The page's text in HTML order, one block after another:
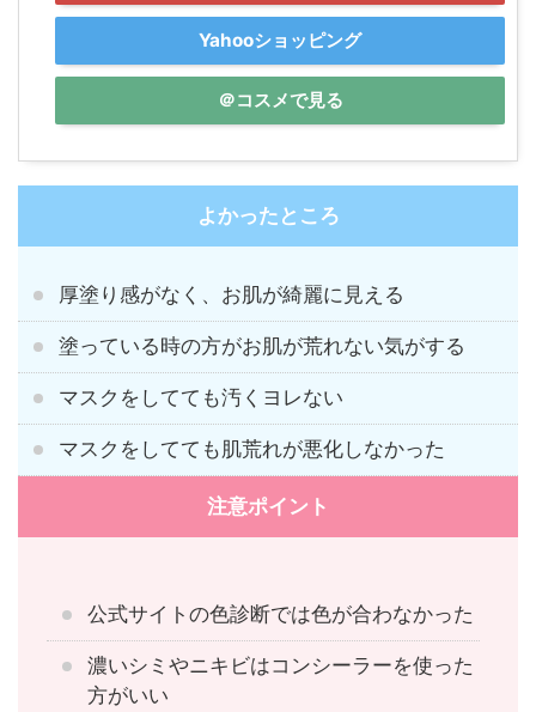
Yahooショッピング
＠コスメで見る
よかったところ
厚塗り感がなく、お肌が綺麗に見える
塗っている時の方がお肌が荒れない気がする
マスクをしてても汚くヨレない
マスクをしてても肌荒れが悪化しなかった
注意ポイント
公式サイトの色診断では色が合わなかった
濃いシミやニキビはコンシーラーを使った
方がいい